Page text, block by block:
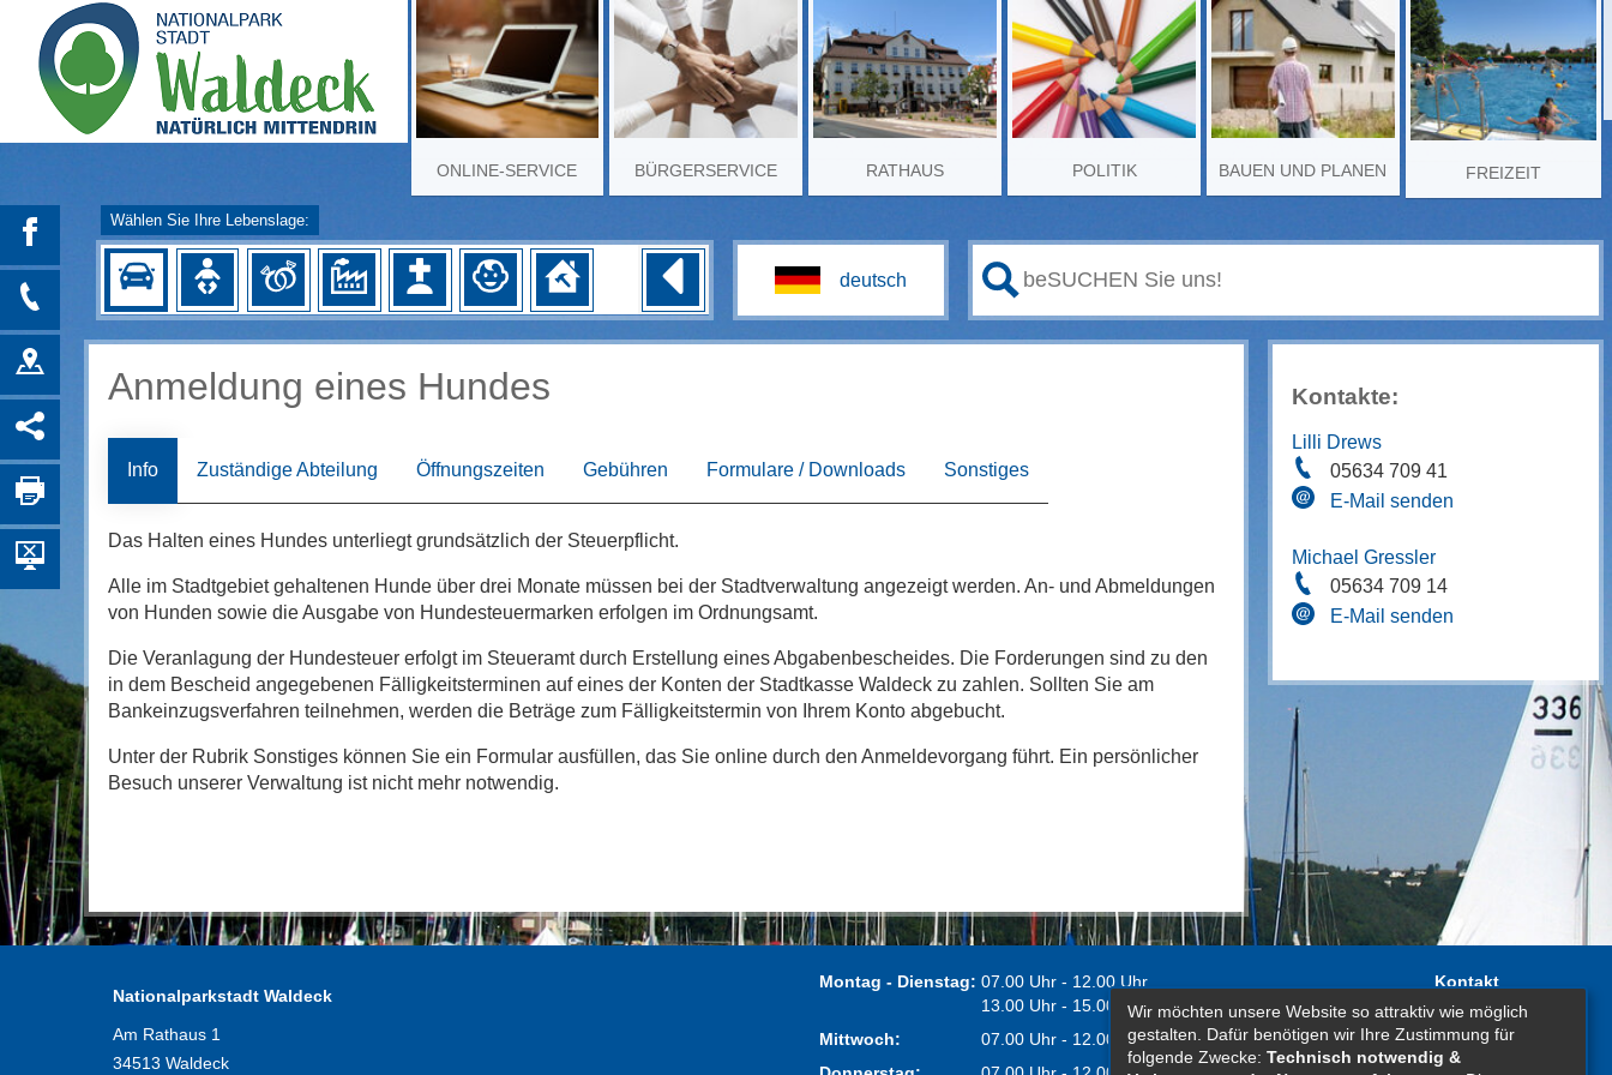
ONLINE-SERVICE BÜRGERSERVICE RATHAUS POLITIK BAUEN UND PLANEN FREIZEIT
Wählen Sie Ihre Lebenslage:
Anmeldung eines Hundes
Info Zuständige Abteilung Öffnungszeiten Gebühren Formulare / Downloads Sonstiges
Das Halten eines Hundes unterliegt grundsätzlich der Steuerpflicht.
Alle im Stadtgebiet gehaltenen Hunde über drei Monate müssen bei der Stadtverwaltung angezeigt werden. An- und Abmeldungen
von Hunden sowie die Ausgabe von Hundesteuermarken erfolgen im Ordnungsamt.
Die Veranlagung der Hundesteuer erfolgt im Steueramt durch Erstellung eines Abgabenbescheides. Die Forderungen sind zu den
in dem Bescheid angegebenen Fälligkeitsterminen auf eines der Konten der Stadtkasse Waldeck zu zahlen. Sollten Sie am
Bankeinzugsverfahren teilnehmen, werden die Beträge zum Fälligkeitstermin von Ihrem Konto abgebucht.
Unter der Rubrik Sonstiges können Sie ein Formular ausfüllen, das Sie online durch den Anmeldevorgang führt. Ein persönlicher
Besuch unserer Verwaltung ist nicht mehr notwendig.
Kontakte:
Lilli Drews
05634 709 41
E-Mail senden
Michael Gressler
05634 709 14
E-Mail senden
Nationalparkstadt Waldeck
Am Rathaus 1
34513 Waldeck
Montag - Dienstag: 07.00 Uhr - 12.00 Uhr
13.00 Uhr - 15.00 Uhr
Mittwoch:
07.00 Uhr - 12.00 Uhr
Kontakt
Impressum
Erklärung zur
Wir möchten unsere Website so attraktiv wie möglich
gestalten. Dafür benötigen wir Ihre Zustimmung für
folgende Zwecke: Technisch notwendig &